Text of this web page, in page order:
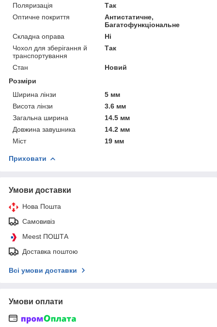
Поляризація
Так
Оптичне покриття
Антистатичне,
Багатофункціональне
Складна оправа
Ні
Чохол для зберігання й
транспортування
Так
Стан
Новий
Розміри
Ширина лінзи
5 мм
Висота лінзи
3.6 мм
Загальна ширина
14.5 мм
Довжина завушника
14.2 мм
Міст
19 мм
Приховати
Умови доставки
Нова Пошта
Самовивіз
Meest ПОШТА
Доставка поштою
Всі умови доставки
Умови оплати